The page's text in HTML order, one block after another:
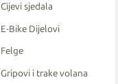
Cijevi sjedala
E-Bike Dijelovi
Felge
Gripovi i trake volana